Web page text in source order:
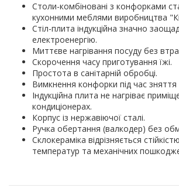
Столи-комбіновані з конфорками
кухонними меблями виробництва
Стіл-плита індукційна значно
електроенергію.
Миттєве нагрівання посуду без
Скорочення часу приготування їжі.
Простота в санітарній обробці.
Вимкнення конфорки під час зняття
Індукційна плита не нагріває
кондиціонерах.
Корпус із нержавіючої сталі.
Ручка обертання (валкодер) без
Склокераміка відрізняється
температур та механічних